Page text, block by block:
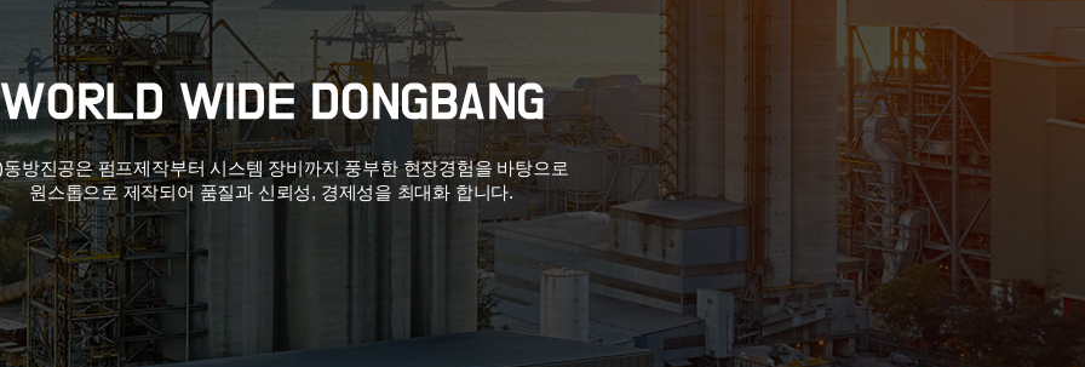
동방진공은 펌프제작부터 시스템 장비까지 풍부한 현장경험을 바탕으로
원스톱으로 제작되어 품질과 신뢰성, 경제성을 최대화 합니다.